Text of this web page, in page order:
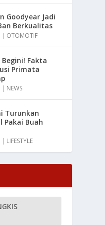
Goodyear Jadi
Berkualitas
| OTOMOTIF
Fakta
Primata
| NEWS
Turunkan
Pakai Buah
| LIFESTYLE